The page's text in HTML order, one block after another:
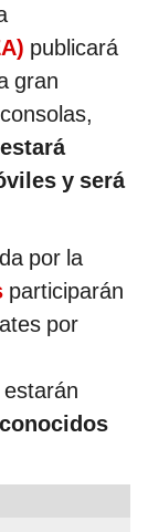
publicará
gran
estará
y será
por la
participarán
por